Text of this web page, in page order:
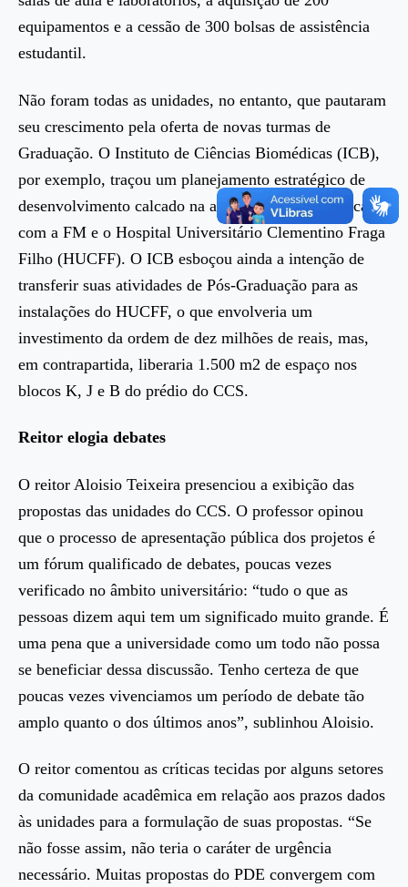
equipamentos e a cessão de 300 bolsas de assistência
estudantil.
Não foram todas as unidades, no entanto, que pautaram
seu crescimento pela oferta de novas turmas de
Graduação. O Instituto de Ciências Biomédicas (ICB),
por exemplo, traçou um planejamento estratégico de
desenvolvimento calcado na aproximação acadêmica
com a FM e o Hospital Universitário Clementino Fraga
Filho (HUCFF). O ICB esboçou ainda a intenção de
transferir suas atividades de Pós-Graduação para as
instalações do HUCFF, o que envolveria um
investimento da ordem de dez milhões de reais, mas,
em contrapartida, liberaria 1.500 m2 de espaço nos
blocos K, J e B do prédio do CCS.
Reitor elogia debates
O reitor Aloisio Teixeira presenciou a exibição das
propostas das unidades do CCS. O professor opinou
que o processo de apresentação pública dos projetos é
um fórum qualificado de debates, poucas vezes
verificado no âmbito universitário: “tudo o que as
pessoas dizem aqui tem um significado muito grande. É
uma pena que a universidade como um todo não possa
se beneficiar dessa discussão. Tenho certeza de que
poucas vezes vivenciamos um período de debate tão
amplo quanto o dos últimos anos”, sublinhou Aloisio.
O reitor comentou as críticas tecidas por alguns setores
da comunidade acadêmica em relação aos prazos dados
às unidades para a formulação de suas propostas. “Se
não fosse assim, não teria o caráter de urgência
necessário. Muitas propostas do PDE convergem com